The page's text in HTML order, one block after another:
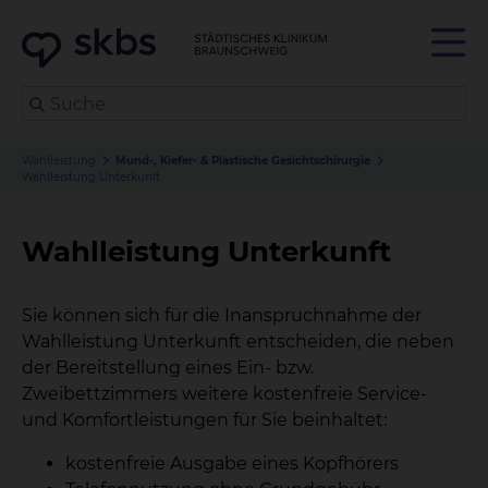
Wahlleistung
Mund-, Kiefer- & Plastische Gesichtschirurgie
Wahlleistung Unterkunft
Wahlleistung Unterkunft
Sie können sich für die Inanspruchnahme der
Wahlleistung Unterkunft entscheiden, die neben
der Bereitstellung eines Ein- bzw.
Zweibettzimmers weitere kostenfreie Service-
und Komfortleistungen für Sie beinhaltet:
kostenfreie Ausgabe eines Kopfhörers